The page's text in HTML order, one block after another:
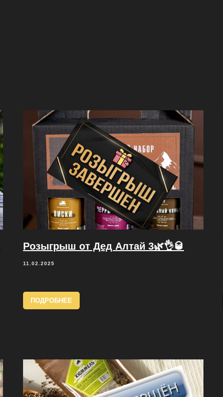
Розыгрыш от Дед Алтай 3🌿👌🥃
11.02.2025
ПОДРОБНЕЕ